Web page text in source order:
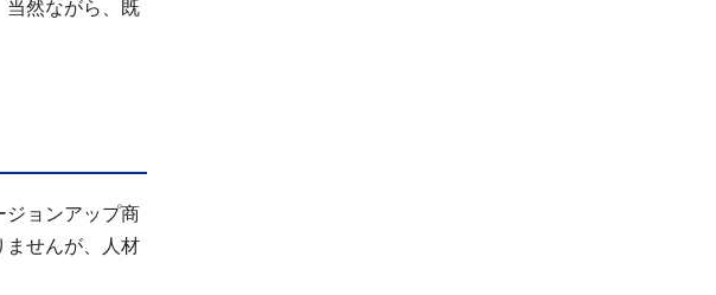
当然ながら、既
ジョンアップ商
ませんが、人材